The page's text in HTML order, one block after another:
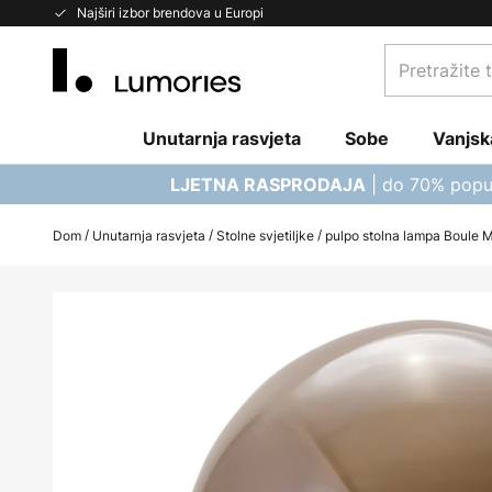
Najširi izbor brendova u Europi
Skip
Pretražite
trgovinu...
Unutarnja rasvjeta Sobe
LJETNA RASPRODAJA | do 70%
Dom Unutarnja rasvjeta Stolne svjetiljke pulpo stolna lampa Boule